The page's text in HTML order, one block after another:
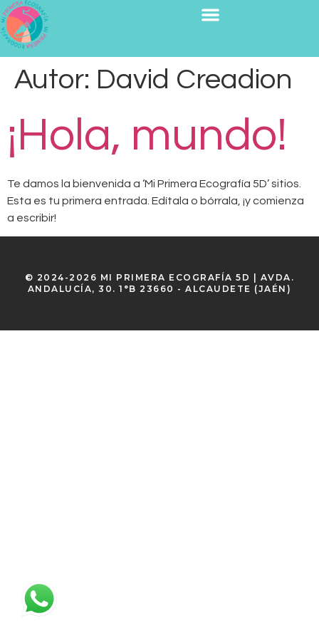
Autor: David Creadion
¡Hola, mundo!
Te damos la bienvenida a ‘Mi Primera Ecografía 5D’ sitios.
Esta es tu primera entrada. Edítala o bórrala, ¡y comienza
a escribir!
© 2024-2026 MI PRIMERA ECOGRAFÍA 5D | AVDA.
ANDALUCÍA, 30. 1°B 23660 - ALCAUDETE (JAÉN)